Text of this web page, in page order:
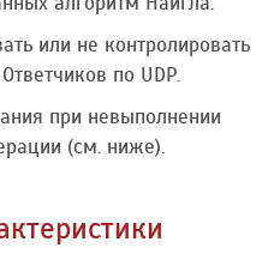
или не контролировать
по UDP.
при невыполнении
(см. ниже).